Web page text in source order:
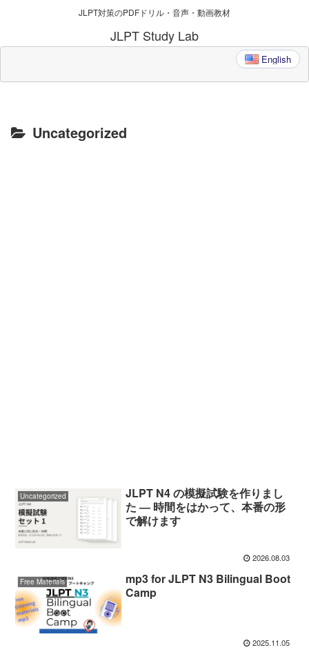
JLPT対策のPDFドリル・音声・動画教材
JLPT Study Lab
English
Uncategorized
Uncategorized
JLPT N4 の模擬試験を作りまし
た ― 時間をはかって、本番の形
で解けます
2026.08.03
Free Materials
mp3 for JLPT N3 Bilingual Boot
Camp
2025.11.05